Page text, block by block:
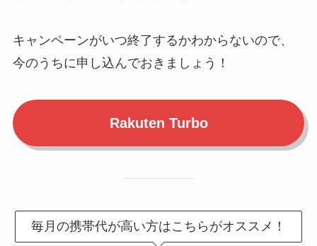
キャンペーンがいつ終了するかわからないので、
今のうちに申し込んでおきましょう！
Rakuten Turbo
毎月の携帯代が高い方はこちらがオススメ！